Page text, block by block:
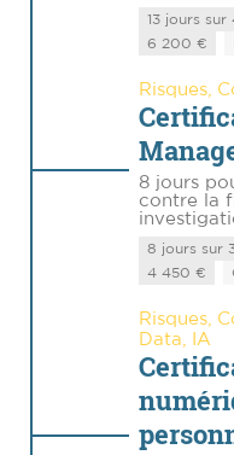
13 jours sur
6 200 €
Risques,
8 jours
contre la
8 jours sur
4 450 €
Risques,
Data, IA